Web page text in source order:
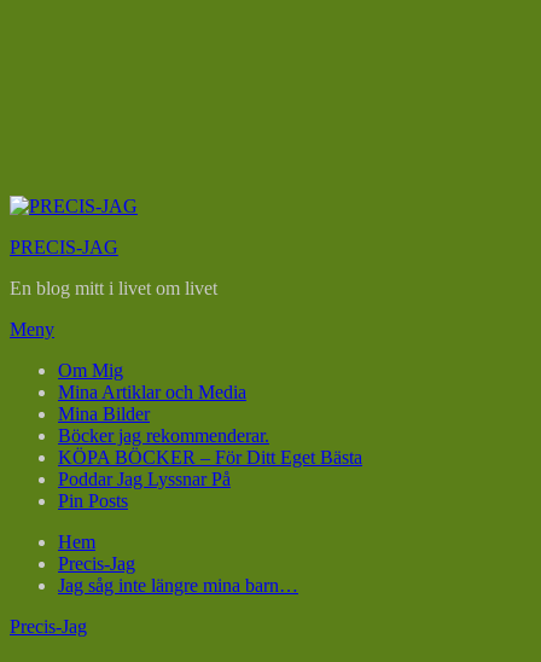
Hoppa
innehåll
PRECIS-JAG
En blog mitt i livet om livet
Meny
Om Mig
Mina Artiklar och Media
Mina Bilder
Böcker jag rekommenderar.
KÖPA BÖCKER – För Ditt Eget Bästa
Poddar Jag Lyssnar På
Pin Posts
Hem
Precis-Jag
Jag såg inte längre mina barn…
Precis-Jag